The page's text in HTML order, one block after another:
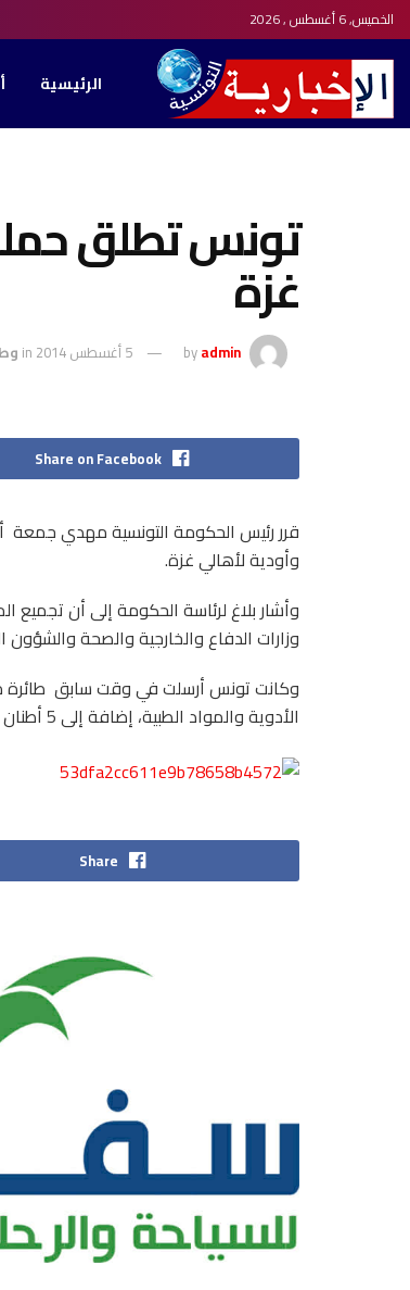
الخميس, 6 أغسطس , 2026
الرئيسية
تونس تطلق
غزة
byadmin 5 أغسطس 2014 in
Share on Facebook
وأودية لأهالي غزة.
وأشار بلاغ لرئاسة الحكومة إلى أن
وزارات الدفاع والخارجية والصحة والشؤون
الأدوية والمواد الطبية، إضافة إلى 5 أطنان من المواد الغذائية.
Share